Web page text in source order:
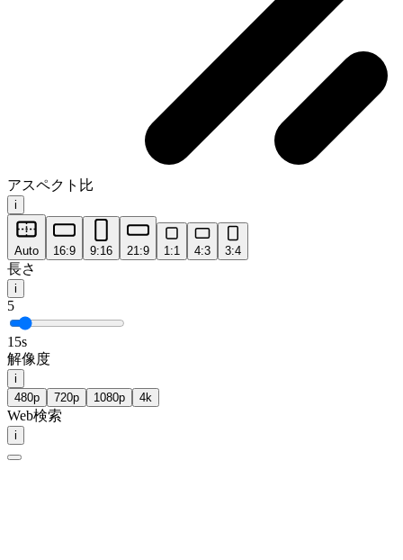
アスペクト比
i
Auto 16:9 9:16 21:9 1:1 4:3 3:4
長さ
i
5
15s
解像度
i
480p
720p 1080p 4k
Web検索
i